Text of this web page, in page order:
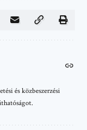
és közbeszerzési